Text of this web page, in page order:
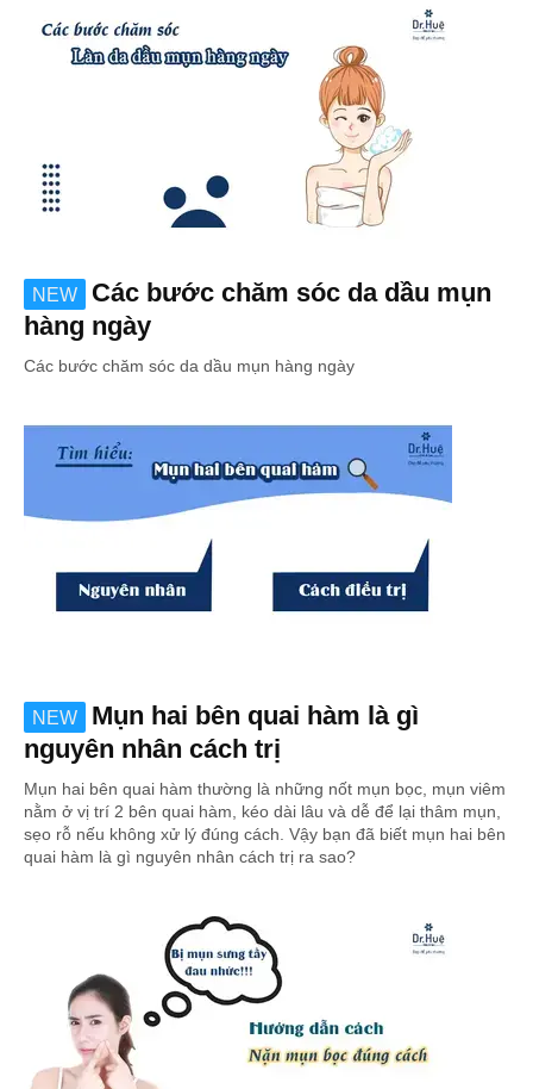
NEW
Các bước chăm sóc da dầu mụn
hàng ngày
Các bước chăm sóc da dầu mụn hàng ngày
NEW
Mụn hai bên quai hàm là gì
nguyên nhân cách trị
Mụn hai bên quai hàm thường là những nốt mụn bọc, mụn viêm
nằm ở vị trí 2 bên quai hàm, kéo dài lâu và dễ để lại thâm mụn,
sẹo rỗ nếu không xử lý đúng cách. Vậy bạn đã biết mụn hai bên
quai hàm là gì nguyên nhân cách trị ra sao?